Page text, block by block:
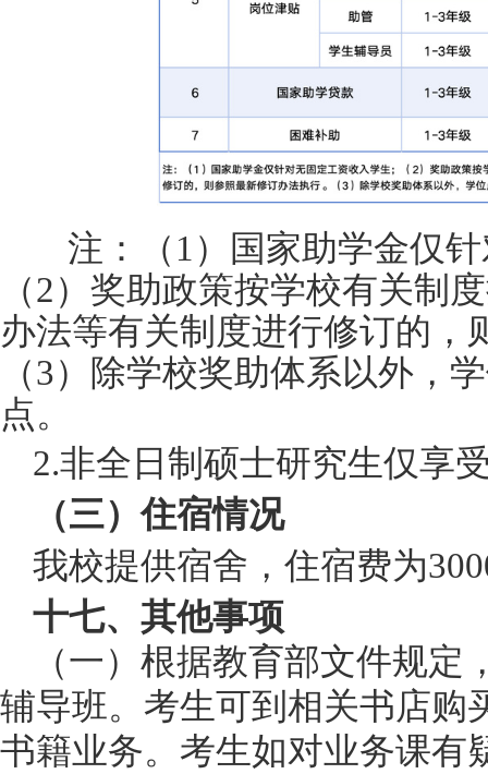
注：（ 1）国家助学金仅
（2）奖助政策按学校有关制
办法等有关制度进行修订的，
（3）除学校奖助体系以外，
点。
2.非全日制硕士研究生仅享
（三）住宿情况
我校提供宿舍，住宿费为
十七、其他事项
（一）根据教育部文件规
辅导班。考生可到相关书店购
书籍业务。考生如对业务课有